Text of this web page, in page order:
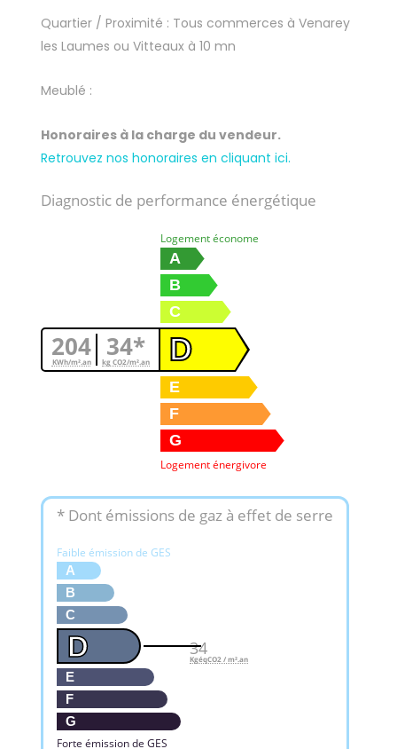
Quartier / Proximité : Tous commerces à Venarey
les Laumes ou Vitteaux à 10 mn
Meublé :
Honoraires à la charge du vendeur.
Retrouvez nos honoraires en cliquant ici.
Diagnostic de performance énergétique
204
KWh/m².an 34*
kg CO2/m².an
Logement économe
A
B
C
D
E
F
G
Logement énergivore
* Dont émissions de gaz à effet de serre
Faible émission de GES
A
B
C
D
E
F
G
Forte émission de GES
34
KgéqCO2 / m².an